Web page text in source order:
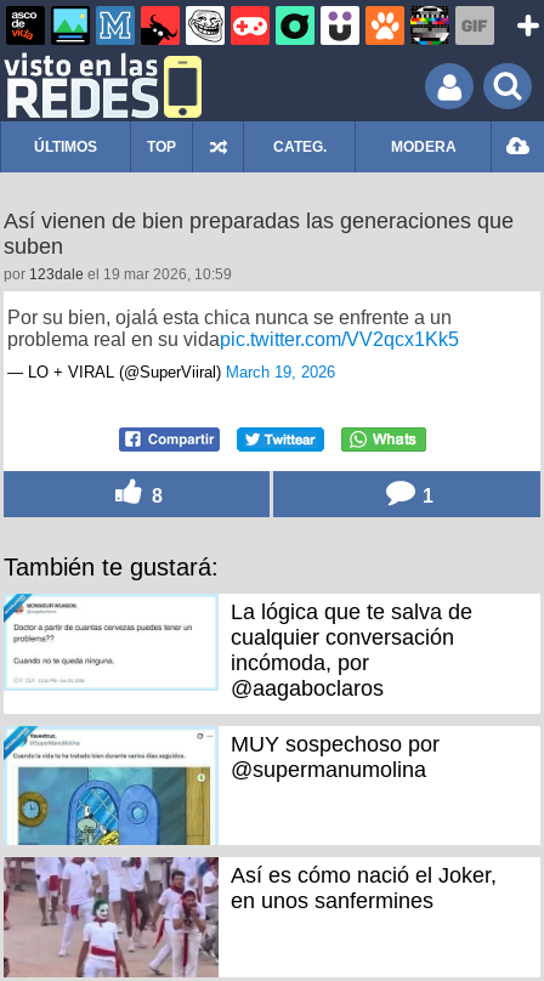
ÚLTIMOS TOP CATEG. MODERA
Así vienen de bien preparadas las generaciones que
suben
por 123dale el 19 mar 2026, 10:59
Por su bien, ojalá esta chica nunca se enfrente a un
problema real en su vidapic.twitter.com/VV2qcx1Kk5
— LO + VIRAL (@SuperViiral) March 19, 2026
8 1
También te gustará:
La lógica que te salva de
cualquier conversación
incómoda, por
@aagaboclaros
MUY sospechoso por
@supermanumolina
Así es cómo nació el Joker,
en unos sanfermines